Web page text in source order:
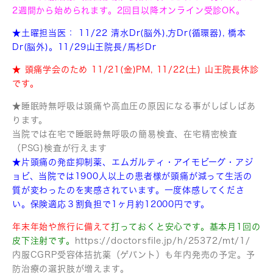
2週間から始められます。2回目以降オンライン受診OK。
★土曜担当医：
11/22 清水Dr(脳外),方Dr(循環器), 橋本
Dr(脳外)。11/29山王院長/馬杉Dr
★ 頭痛学会のため 11/21(金)PM, 11/22(土) 山王院長休診
です。
★睡眠時無呼吸は頭痛や高血圧の原因になる事がしばしばあ
ります。
当院では在宅で睡眠時無呼吸の簡易検査、在宅精密検査
（PSG)検査が行えます
★片頭痛の発症抑制薬、エムガルティ・アイモビーグ・アジ
ョビ、 当院では1900人以上の患者様が頭痛が減って生活の
質が変わったのを実感されています。 一度体感してくださ
い。保険適応３割負担で1ヶ月約12000円です。
年末年始や旅行に備えて打っておくと安心です。基本月1回の
皮下注射です。
https://doctorsfile.jp/h/25372/mt/1/
内服CGRP受容体拮抗薬（ゲパント）も年内発売の予定。予
防治療の選択肢が増えます。